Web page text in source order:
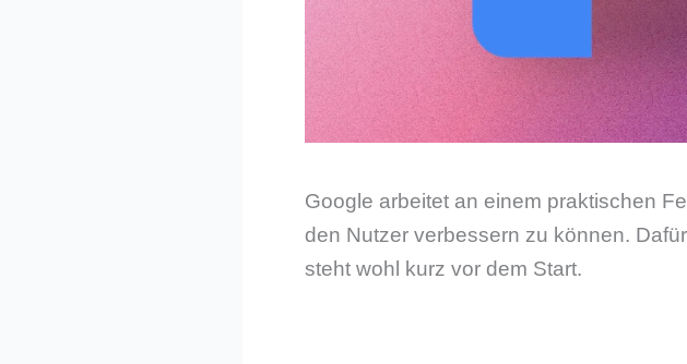
Google arbeitet an einem praktischen
den Nutzer verbessern zu können.
steht wohl kurz vor dem Start.